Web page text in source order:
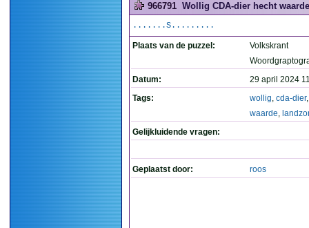
966791 Wollig CDA-dier hecht
.......S.........
Plaats van de puzzel:
Volkskrant
Datum:
29 april 2024
Tags:
wollig, cda-dier
waarde,
Gelijkluidende vragen:
Geplaatst door: roos